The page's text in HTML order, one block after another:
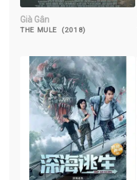
Già Gân
THE MULE (2018)